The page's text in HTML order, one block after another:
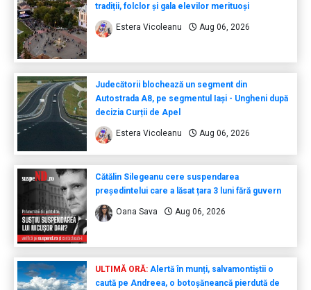
tradiții, folclor și gala elevilor merituoși
Estera Vicoleanu Aug 06, 2026
Judecătorii blochează un segment din
Autostrada A8, pe segmentul Iași - Ungheni după
decizia Curții de Apel
Estera Vicoleanu Aug 06, 2026
Cătălin Silegeanu cere suspendarea
președintelui care a lăsat țara 3 luni fără guvern
Oana Sava Aug 06, 2026
ULTIMĂ ORĂ:Alertă în munți, salvamontiștii o
caută pe Andreea, o botoșăneancă pierdută de